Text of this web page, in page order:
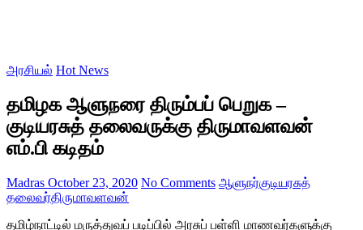
அரசியல் Hot News
தமிழக ஆளுநரை திரும்பப் பெறுக –
குடியரசுத் தலைவருக்கு திருமாவளவன்
எம்.பி கடிதம்
Madras October 23, 2020 No Comments ஆளுநர்குடியரசுத்
தலைவர்திருமாவளவன்
தமிழ்நாட்டில் மருத்துவப் படிப்பில் அரசுப் பள்ளி மாணவர்களுக்கு